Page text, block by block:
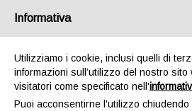
Informativa
Utilizziamo i cookie, inclusi quelli di
informazioni sull’utilizzo del nostro sito
visitatori come specificato nell'
Puoi acconsentirne l'utilizzo chiudendo